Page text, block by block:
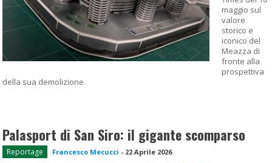
maggio sul
valore
storico e
iconico del
Meazza di
fronte alla
prospettiva
della sua demolizione.
Palasport di San Siro: il gigante scomparso
Reportage Francesco Mecucci - 22 Aprile 2026